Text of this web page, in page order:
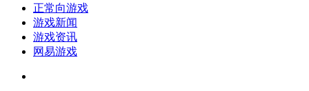
正常向游戏
游戏新闻
游戏资讯
网易游戏